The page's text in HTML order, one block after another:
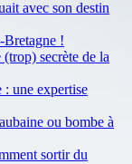
avec son destin
Bretagne !
secrète de la
: une expertise
ou bombe à
sortir du